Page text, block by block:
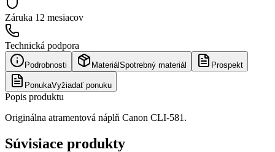
Záruka 12 mesiacov
Technická podpora
Podrobnosti Materiál Spotrebný materiál Prospekt
PonukaVyžiadať ponuku
Popis produktu
Originálna atramentová náplň Canon CLI-581.
Súvisiace produkty